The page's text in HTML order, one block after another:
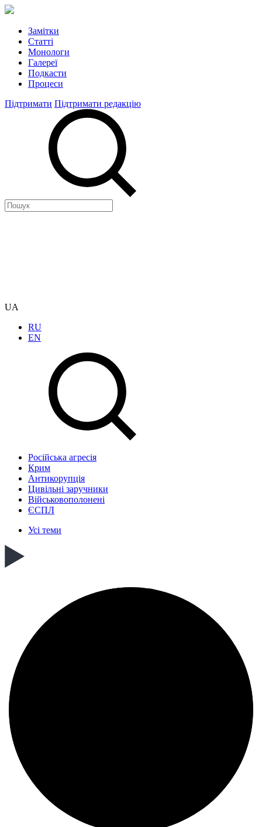
Замітки
Статті
Монологи
Галереї
Подкасти
Процеси
Підтримати Підтримати редакцію
UA
RU
EN
Російська агресія
Крим
Антикорупція
Цивільні заручники
Військовополонені
ЄСПЛ
Усі теми